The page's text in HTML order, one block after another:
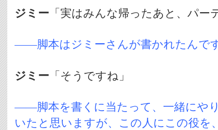
ジミー 「実はみんな帰ったあと、パー
――脚本はジミーさんが書かれたんで
ジミー 「そうですね」
――脚本を書くに当たって、一緒にや
いたと思いますが、この人にこの役を